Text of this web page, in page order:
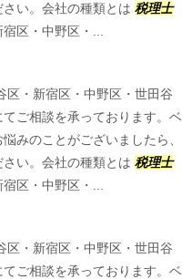
い。会社の種類とは 税理士
区・中野区・...
区・新宿区・中野区・世田谷
ご相談を承っております。ベ
みのことがございましたら、
い。会社の種類とは 税理士
区・中野区・...
区・新宿区・中野区・世田谷
ご相談を承っております。ベ